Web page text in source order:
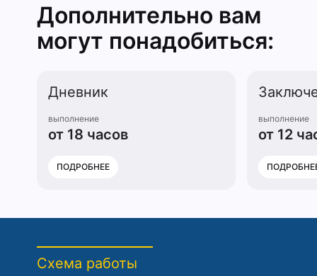
Дополнительно вам
могут понадобиться:
Дневник
выполнение
от 18 часов
ПОДРОБНЕЕ
выполнение
от 12
Схема работы